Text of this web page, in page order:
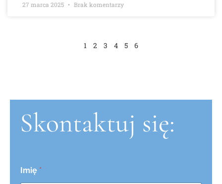
27 marca 2025 Brak komentarzy
1 2 3 4 5 6
Skontaktuj się:
Imię *